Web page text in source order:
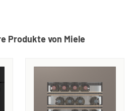
Produkte von Miele